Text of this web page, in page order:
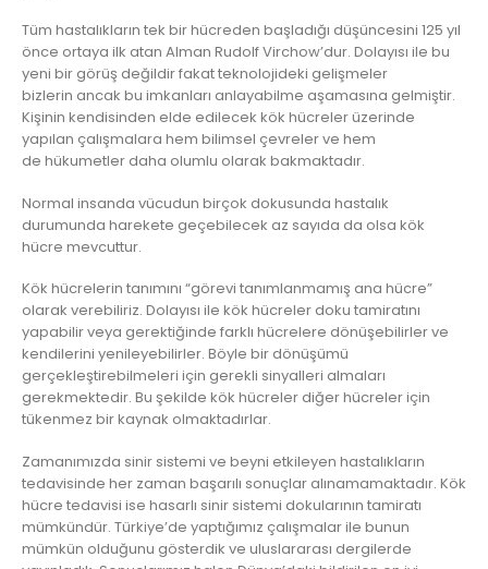
Tüm hastalıkların tek bir hücreden başladığı düşüncesini 125 yıl
önce ortaya ilk atan Alman Rudolf Virchow’dur. Dolayısı ile bu
yeni bir görüş değildir fakat teknolojideki gelişmeler
bizlerin ancak bu imkanları anlayabilme aşamasına gelmiştir.
Kişinin kendisinden elde edilecek kök hücreler üzerinde
yapılan çalışmalara hem bilimsel çevreler ve hem
de hükumetler daha olumlu olarak bakmaktadır.
Normal insanda vücudun birçok dokusunda hastalık
durumunda harekete geçebilecek az sayıda da olsa kök
hücre mevcuttur.
Kök hücrelerin tanımını “görevi tanımlanmamış ana hücre”
olarak verebiliriz. Dolayısı ile kök hücreler doku tamiratını
yapabilir veya gerektiğinde farklı hücrelere dönüşebilirler ve
kendilerini yenileyebilirler. Böyle bir dönüşümü
gerçekleştirebilmeleri için gerekli sinyalleri almaları
gerekmektedir. Bu şekilde kök hücreler diğer hücreler için
tükenmez bir kaynak olmaktadırlar.
Zamanımızda sinir sistemi ve beyni etkileyen hastalıkların
tedavisinde her zaman başarılı sonuçlar alınamamaktadır. Kök
hücre tedavisi ise hasarlı sinir sistemi dokularının tamiratı
mümkündür. Türkiye’de yaptığımız çalışmalar ile bunun
mümkün olduğunu gösterdik ve uluslararası dergilerde